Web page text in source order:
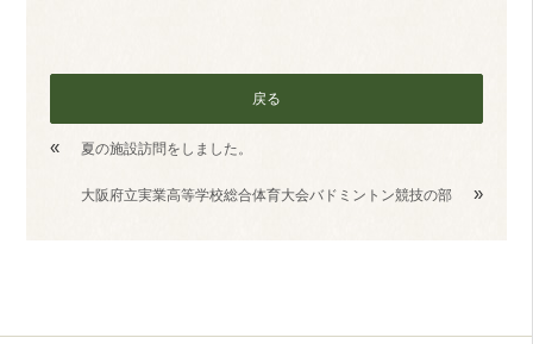
戻る
« 夏の施設訪問をしました。
大阪府立実業高等学校総合体育大会バドミントン競技の部 »